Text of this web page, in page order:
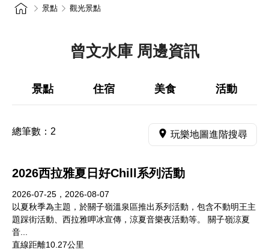
景點 觀光景點
曾文水庫 周邊資訊
景點 住宿 美食 活動
總筆數： 2 玩樂地圖進階搜尋
2026西拉雅夏日好Chill系列活動
2026-07-25，2026-08-07
以夏秋季為主題，於關子嶺溫泉區推出系列活動，包含不動明王主
題踩街活動、西拉雅呷冰宣傳，涼夏音樂夜活動等。 關子嶺涼夏
音...
直線距離10.27公里